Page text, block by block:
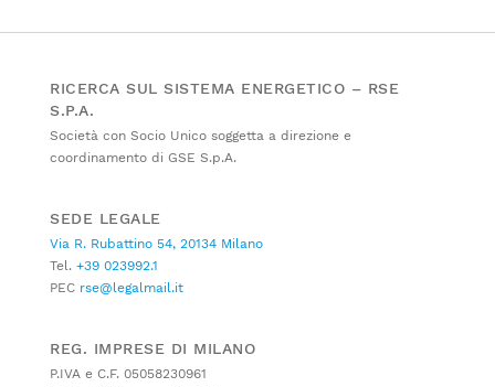
RICERCA SUL SISTEMA ENERGETICO – RSE
S.P.A.
Società con Socio Unico soggetta a direzione e
coordinamento di GSE S.p.A.
SEDE LEGALE
Via R. Rubattino 54, 20134 Milano
Tel. +39 023992.1
PEC rse@legalmail.it
REG. IMPRESE DI MILANO
P.IVA e C.F. 05058230961